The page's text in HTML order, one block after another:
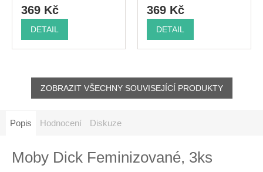
369 Kč
DETAIL
369 Kč
DETAIL
ZOBRAZIT VŠECHNY SOUVISEJÍCÍ PRODUKTY
Popis Hodnocení Diskuze
Moby Dick Feminizované, 3ks